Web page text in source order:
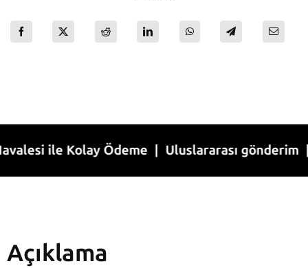
Kolay Ödeme | Uluslararası gönderim |
Açıklama